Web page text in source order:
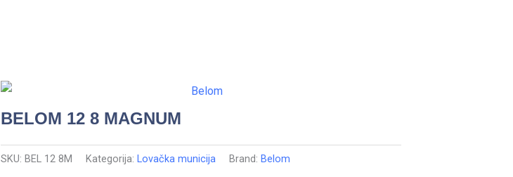
BELOM 12 8 MAGNUM
SKU: BEL 12 8M Kategorija: Lovačka municija Brand: Belom